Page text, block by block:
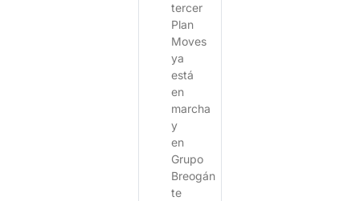
tercer
Plan
Moves
ya
está
en
marcha
y
en
Grupo
Breogán
te